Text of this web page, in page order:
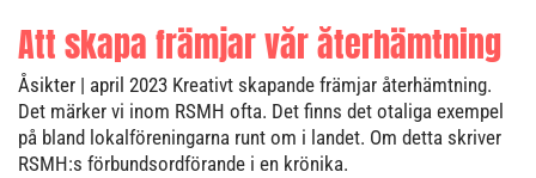
Att skapa främjar vår återhämtning
Åsikter | april 2023 Kreativt skapande främjar återhämtning.
Det märker vi inom RSMH ofta. Det finns det otaliga exempel
på bland lokalföreningarna runt om i landet. Om detta skriver
RSMH:s förbundsordförande i en krönika.